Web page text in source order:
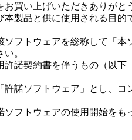
買い上げいただきありがと
製品と供に使用される目
フトウェアを総称して「
。
諾契約書を伴うもの（以
諾ソフトウェア」とし、
フトウェアの使用開始を